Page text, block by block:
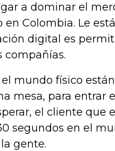
a dominar el
en Colombia. Le
digital es
compañías.
mundo físico
mesa, para entrar
el cliente que
segundos en el
gente.